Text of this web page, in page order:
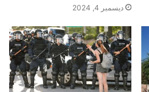
ديسمبر 4, 2024